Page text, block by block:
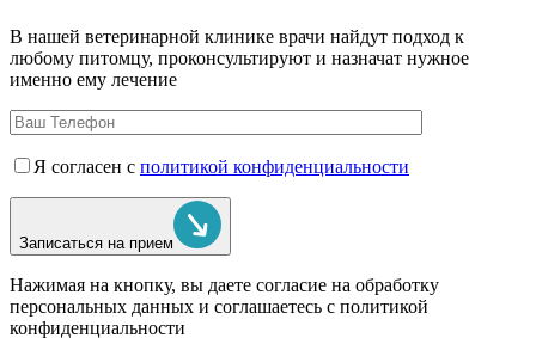
В нашей ветеринарной клинике врачи найдут подход к
любому питомцу, проконсультируют и назначат нужное
именно ему лечение
Я согласен с политикой конфиденциальности
Записаться на прием
Нажимая на кнопку, вы даете согласие на обработку
персональных данных и соглашаетесь c политикой
конфиденциальности